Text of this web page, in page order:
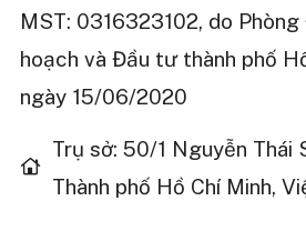
MST: 0316323102, do
hoạch và Đầu tư thành phố
ngày 15/06/2020
Trụ sở: 50/1 Nguyễn Thái
Thành phố Hồ Chí Minh,